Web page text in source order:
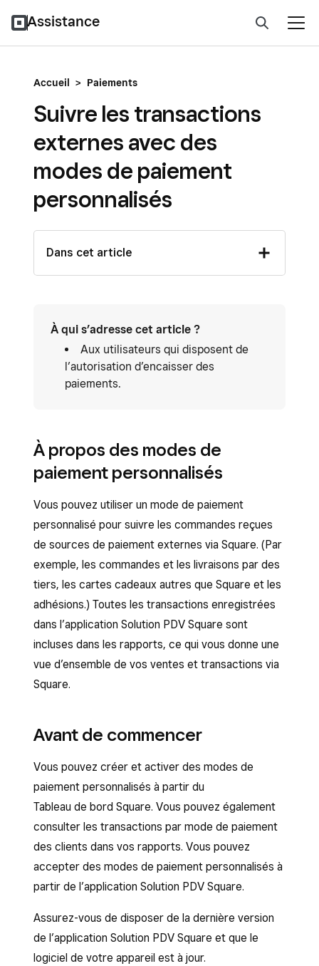
Assistance
Accueil > Paiements
Suivre les transactions
externes avec des
modes de paiement
personnalisés
Dans cet article
À qui s’adresse cet article ?
Aux utilisateurs qui disposent de
l’autorisation d’encaisser des
paiements.
À propos des modes de
paiement personnalisés
Vous pouvez utiliser un mode de paiement
personnalisé pour suivre les commandes reçues
de sources de paiement externes via Square. (Par
exemple, les commandes et les livraisons par des
tiers, les cartes cadeaux autres que Square et les
adhésions.) Toutes les transactions enregistrées
dans l’application Solution PDV Square sont
incluses dans les rapports, ce qui vous donne une
vue d’ensemble de vos ventes et transactions via
Square.
Avant de commencer
Vous pouvez créer et activer des modes de
paiement personnalisés à partir du
Tableau de bord Square. Vous pouvez également
consulter les transactions par mode de paiement
des clients dans vos rapports. Vous pouvez
accepter des modes de paiement personnalisés à
partir de l’application Solution PDV Square.
Assurez-vous de disposer de la dernière version
de l’application Solution PDV Square et que le
logiciel de votre appareil est à jour.